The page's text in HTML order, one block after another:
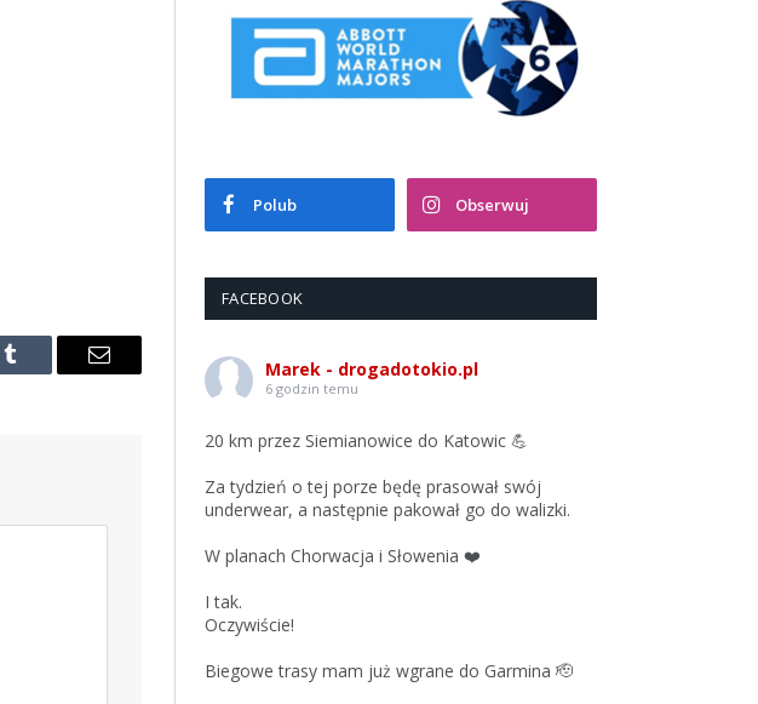
Tumblr Email
Polub Obserwuj
FACEBOOK
Marek - drogadotokio.pl
6 godzin temu
20 km przez Siemianowice do Katowic 💪
Za tydzień o tej porze będę prasował swój
underwear, a następnie pakował go do walizki.
W planach Chorwacja i Słowenia ❤️
I tak.
Oczywiście!
Biegowe trasy mam już wgrane do Garmina 🫡